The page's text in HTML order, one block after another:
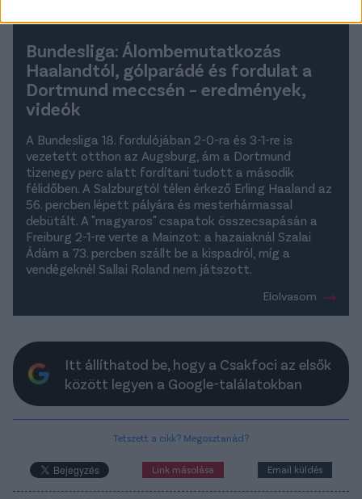
Bundesliga: Álombemutatkozás
Haalandtól, gólparádé és fordulat a
Dortmund meccsén – eredmények,
videók
A Bundesliga 18. fordulójában 2-0-ra és 3-1-re is
vezetett otthon az Augsburg, ám a Dortmund
tizenegy perc alatt fordítani tudott a második
félidőben. A Salzburgtól télen érkező Erling Haaland az
56. percben lépett pályára és mesterhármassal
debütált. A "magyaros" csapatok összecsapásán a
Freiburg 2-1-re verte a Mainzot: a hazaiaknál Szalai
Ádám a 73. percben szállt be a kispadról, míg a
vendégeknél Sallai Roland nem játszott.
Elolvasom
Itt állíthatod be, hogy a Csakfoci az elsők
között legyen a Google-találatokban
Tetszett a cikk? Megosztanád?
Link másolása Email küldés